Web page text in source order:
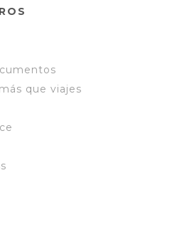
que viajes